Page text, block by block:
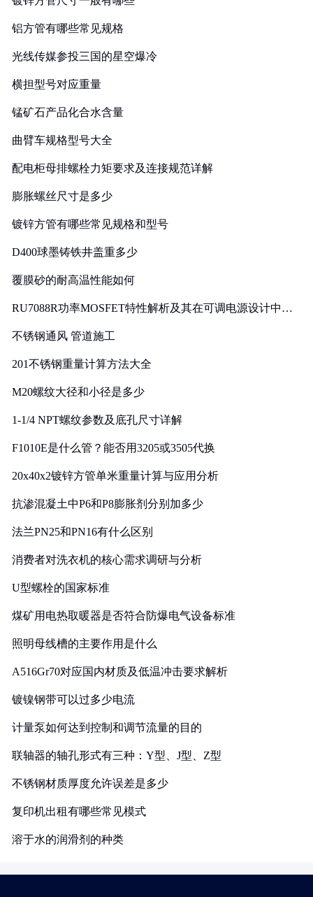
铝方管有哪些常见规格
光线传媒参投三国的星空爆冷
横担型号对应重量
锰矿石产品化合水含量
曲臂车规格型号大全
配电柜母排螺栓力矩要求及连接规范详解
膨胀螺丝尺寸是多少
镀锌方管有哪些常见规格和型号
D400球墨铸铁井盖重多少
覆膜砂的耐高温性能如何
RU7088R功率MOSFET特性解析及其在可调电源设计中的
不锈钢通风 管道施工
201不锈钢重量计算方法大全
M20螺纹大径和小径是多少
1-1/4 NPT螺纹参数及底孔尺寸详解
F1010E是什么管？能否用3205或3505代换
20x40x2镀锌方管单米重量计算与应用分析
抗渗混凝土中P6和P8膨胀剂分别加多少
法兰PN25和PN16有什么区别
消费者对洗衣机的核心需求调研与分析
U型螺栓的国家标准
煤矿用电热取暖器是否符合防爆电气设备标准
照明母线槽的主要作用是什么
A516Gr70对应国内材质及低温冲击要求解析
镀镍钢带可以过多少电流
计量泵如何达到控制和调节流量的目的
联轴器的轴孔形式有三种：Y型、J型、Z型
不锈钢材质厚度允许误差是多少
复印机出租有哪些常见模式
溶于水的润滑剂的种类